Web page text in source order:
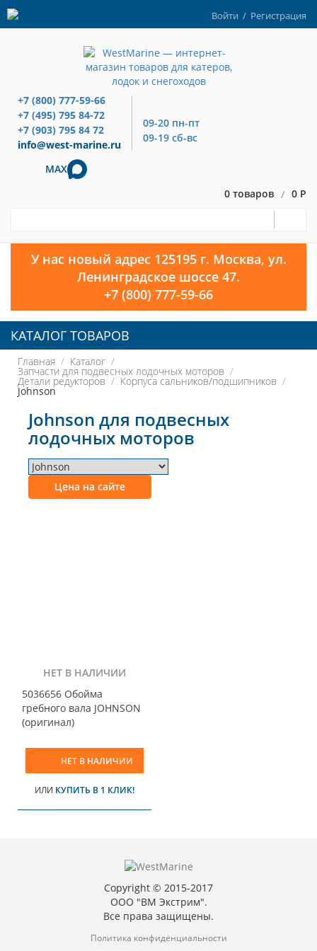
Войти / Регистрация
+7 (800) 777-59-66
+7 (495) 795 84-72
+7 (903) 795 84 72
info@west-marine.ru
09-20 пн-пт
09-19 сб-вс
MAX
0 товаров / 0 Р
У нас новый адрес 125195 г. Москва, ул.
Ленинградское шоссе 47.
+7 (800) 777-59-66
КАТАЛОГ ТОВАРОВ
Главная Каталог
Запчасти для подвесных лодочных моторов
Детали редукторов Корпуса сальников/подшипников
Johnson
Johnson для подвесных
лодочных моторов
Цена на сайте
НЕТ В НАЛИЧИИ
5036656 Обойма
гребного вала JOHNSON
(оригинал)
НЕТ В НАЛИЧИИ
ИЛИ КУПИТЬ В 1 КЛИК!
Copyright © 2015-2017
ООО "ВМ Экстрим".
Все права защищены.
Политика конфиденциальности